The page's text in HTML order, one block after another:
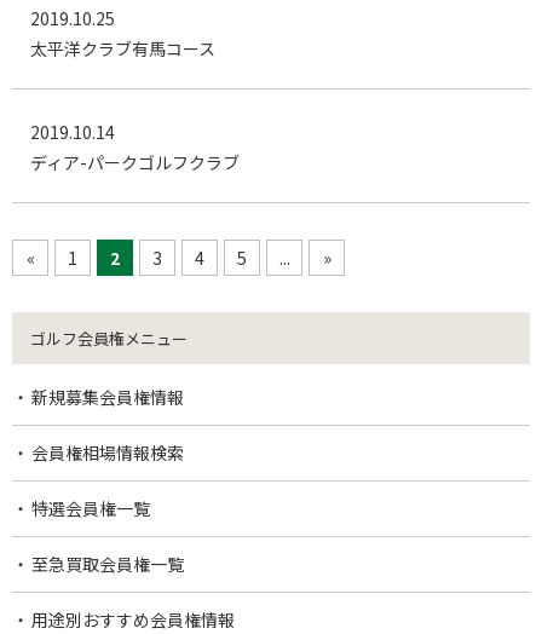
2019.10.25
太平洋クラブ有馬コース
2019.10.14
ディア-パークゴルフクラブ
« 1 2 3 4 5 ... »
ゴルフ会員権メニュー
新規募集会員権情報
会員権相場情報検索
特選会員権一覧
至急買取会員権一覧
用途別おすすめ会員権情報